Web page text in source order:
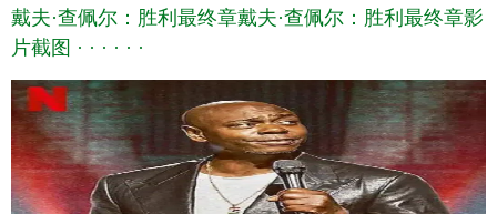
戴夫·查佩尔：胜利最终章戴夫·查佩尔：胜利最终章影
片截图 · · · · · ·